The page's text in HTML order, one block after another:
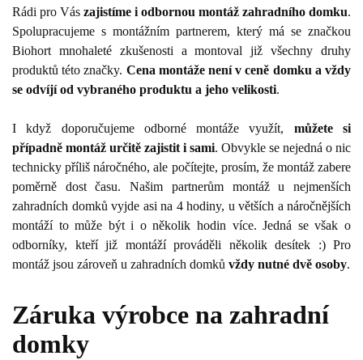
Rádi pro Vás zajistíme i odbornou montáž zahradního domku.
Spolupracujeme s montážním partnerem, který má se značkou
Biohort mnohaleté zkušenosti a montoval již všechny druhy
produktů této značky. Cena montáže není v ceně domku a vždy
se odvíjí od vybraného produktu a jeho velikosti.
I když doporučujeme odborné montáže využít, můžete si
případně montáž určitě zajistit i sami. Obvykle se nejedná o nic
technicky příliš náročného, ale počítejte, prosím, že montáž zabere
poměrně dost času. Našim partnerům montáž u nejmenších
zahradních domků vyjde asi na 4 hodiny, u větších a náročnějších
montáží to může být i o několik hodin více. Jedná se však o
odborníky, kteří již montáží prováděli několik desítek :) Pro
montáž jsou zároveň u zahradních domků vždy nutné dvě osoby.
Záruka výrobce na zahradní
domky